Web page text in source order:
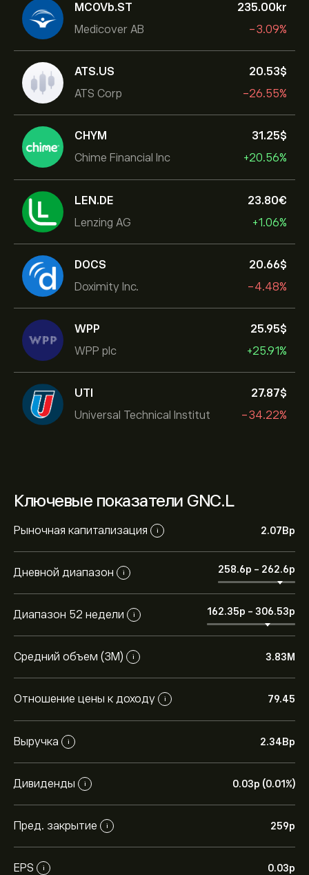
MCOVb.ST
Medicover AB
235.00‎kr‎
-3.09%
ATS.US
ATS Corp
20.53‎$‎
-26.55%
CHYM
Chime Financial Inc
31.25‎$‎
+20.56%
LEN.DE
Lenzing AG
23.80‎€‎
+1.06%
DOCS
Doximity Inc.
20.66‎$‎
-4.48%
WPP
WPP plc
25.95‎$‎
+25.91%
UTI
Universal Technical Institut
27.87‎$‎
-34.22%
Ключевые показатели GNC.L
Рыночная капитализация i 2.07B‎p‎
Дневной диапазон i 258.6‎p‎ - 262.6‎p‎
Диапазон 52 недели i 162.35‎p‎ - 306.53‎p‎
Средний объем (3М) i 3.83M
Отношение цены к доходу i 79.45
Выручка i 2.34B‎p‎
Дивиденды i 0.03‎p‎ (0.01%)
Пред. закрытие i 259‎p‎
EPS i 0.03‎p‎